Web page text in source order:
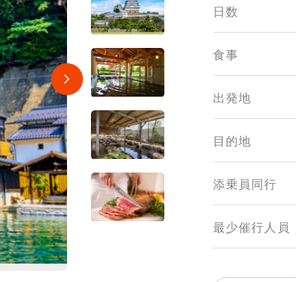
日数
食事
出発地
目的地
添乗員同行
最少催行人員